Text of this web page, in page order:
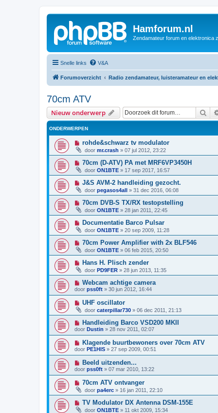
Hamforum.nl
Zendamateur forum en elektronica
Snelle links V&A
Forumoverzicht Radio zendamateur, luisteramateur en
70cm ATV
Nieuw onderwerp
ONDERWERPEN
rohde&schwarz tv modulator
door mr.crash » 07 jul 2012, 23:22
70cm (D-ATV) PA met MRF6VP3450H
door ON1BTE » 17 sep 2017, 16:57
J&S AVM-2 handleiding gezocht.
door pegasos4all » 31 dec 2016, 06:08
70cm DVB-S TX/RX testopstelling
door ON1BTE » 28 jan 2011, 22:45
Documentatie Barco Pulsar
door ON1BTE » 20 sep 2009, 11:28
70cm Power Amplifier with 2x BLF546
door ON1BTE » 06 feb 2015, 20:50
Hans H. Plisch zender
door PD9FER » 28 jun 2013, 11:35
Webcam achtige camera
door pss0ft » 30 jun 2012, 16:44
UHF oscillator
door caterpillar730 » 06 dec 2011, 21:13
Handleiding Barco VSD200 MKII
door Dustin » 28 nov 2011, 02:07
Klagende buurtbewoners over 70cm ATV
door PE1HIS » 27 sep 2009, 00:51
Beeld uitzenden...
door pss0ft » 07 mar 2010, 13:22
70cm ATV ontvanger
door pa4erc » 16 jan 2011, 22:10
TV Modulator DX Antenna DSM-155E
door ON1BTE » 11 okt 2009, 15:34